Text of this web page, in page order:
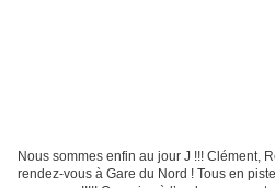
Nous sommes enfin au jour J !!! Clément,
rendez-vous à Gare du Nord ! Tous en